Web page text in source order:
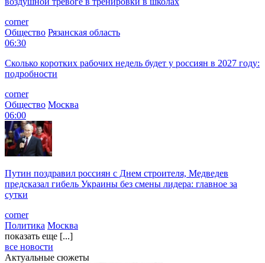
corner
Общество Рязанская область
06:30
Сколько коротких рабочих недель будет у россиян в 2027 году:
подробности
corner
Общество Москва
06:00
Путин поздравил россиян с Днем строителя, Медведев
предсказал гибель Украины без смены лидера: главное за
сутки
corner
Политика Москва
показать еще [...]
все новости
Актуальные сюжеты